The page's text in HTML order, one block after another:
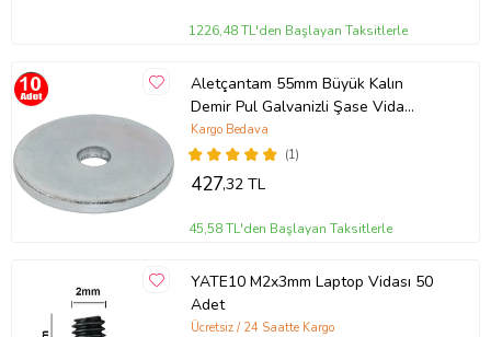
1226,48 TL'den Başlayan Taksitlerle
Aletçantam 55mm Büyük Kalın
Demir Pul Galvanizli Şase Vida
Civata Pulu -10 Adet
(1)
Kargo Bedava
427,32 TL
45,58 TL'den Başlayan Taksitlerle
YATE10 M2x3mm Laptop Vidası 50
Adet
Ücretsiz / 24 Saatte Kargo